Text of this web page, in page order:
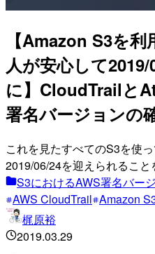
【Amazon S3を
人が安心して
に】CloudTrailと
署名バージョンの
これを見たすべてのS3を使
2019/06/24を迎えられること
S3におけるAWS署名バー
AWS CloudTrail Amazon
梶原裕
2019.03.29